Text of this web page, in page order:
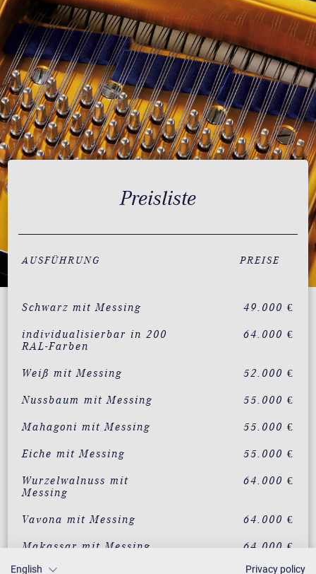
Preisliste
AUSFÜHRUNG PREISE
Schwarz mit Messing 49.000 €
individualisierbar in 200
RAL-Farben
64.000 €
Weiß mit Messing 52.000 €
Nussbaum mit Messing 55.000 €
Mahagoni mit Messing 55.000 €
Eiche mit Messing 55.000 €
Wurzelwalnuss mit
Messing
64.000 €
Vavona mit Messing 64.000 €
Makassar mit Messing 64.000 €
English Privacy policy